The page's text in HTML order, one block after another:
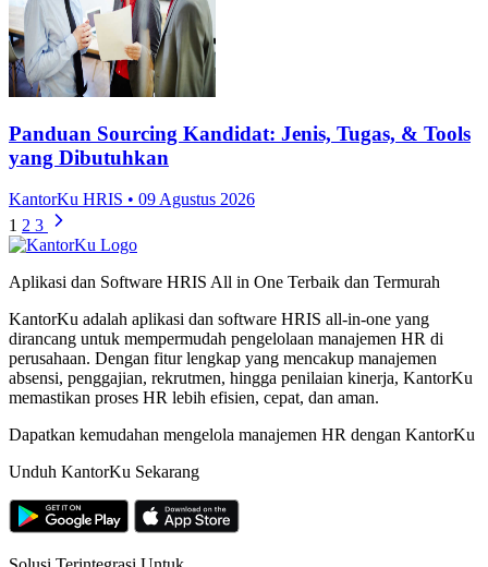
Panduan Sourcing Kandidat: Jenis, Tugas, & Tools
yang Dibutuhkan
KantorKu HRIS • 09 Agustus 2026
1 2 3
Aplikasi dan Software HRIS All in One Terbaik dan Termurah
KantorKu adalah aplikasi dan software HRIS all-in-one yang
dirancang untuk mempermudah pengelolaan manajemen HR di
perusahaan. Dengan fitur lengkap yang mencakup manajemen
absensi, penggajian, rekrutmen, hingga penilaian kinerja, KantorKu
memastikan proses HR lebih efisien, cepat, dan aman.
Dapatkan kemudahan mengelola manajemen HR dengan KantorKu
Unduh KantorKu Sekarang